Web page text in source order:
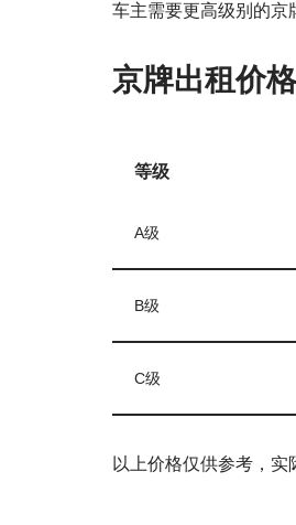
车主需要更高级别的京
京牌出租价
等级
A级
B级
C级
以上价格仅供参考，实